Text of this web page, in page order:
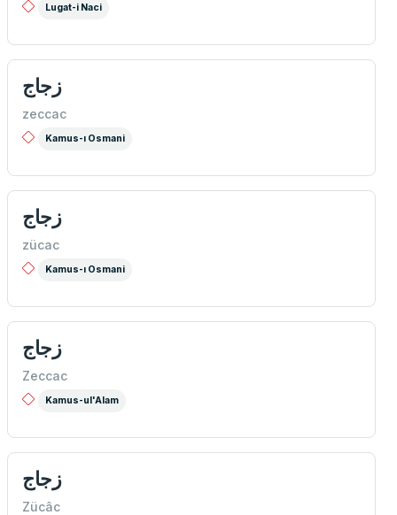
Lugat-i Naci
زجاج
zeccac
Kamus-ı Osmani
زجاج
zücac
Kamus-ı Osmani
زجاج
Zeccac
Kamus-ul'Alam
زجاج
Zücâc